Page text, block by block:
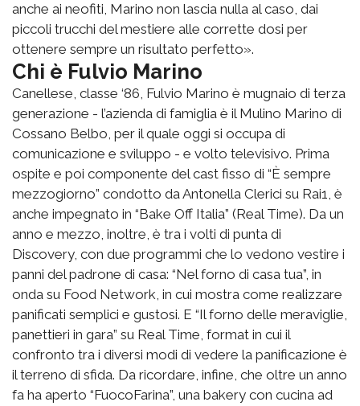
anche ai neofiti, Marino non lascia nulla al caso, dai
piccoli trucchi del mestiere alle corrette dosi per
ottenere sempre un risultato perfetto».
Chi è Fulvio Marino
Canellese, classe ‘86, Fulvio Marino è mugnaio di terza
generazione - l’azienda di famiglia è il Mulino Marino di
Cossano Belbo, per il quale oggi si occupa di
comunicazione e sviluppo - e volto televisivo. Prima
ospite e poi componente del cast fisso di “È sempre
mezzogiorno” condotto da Antonella Clerici su Rai1, è
anche impegnato in “Bake Off Italia” (Real Time). Da un
anno e mezzo, inoltre, è tra i volti di punta di
Discovery, con due programmi che lo vedono vestire i
panni del padrone di casa: “Nel forno di casa tua”, in
onda su Food Network, in cui mostra come realizzare
panificati semplici e gustosi. E “Il forno delle meraviglie,
panettieri in gara” su Real Time, format in cui il
confronto tra i diversi modi di vedere la panificazione è
il terreno di sfida. Da ricordare, infine, che oltre un anno
fa ha aperto “FuocoFarina”, una bakery con cucina ad